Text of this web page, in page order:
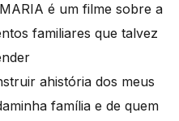
é um filme sobre a
familiares que talvez
ahistória dos meus
família e de quem